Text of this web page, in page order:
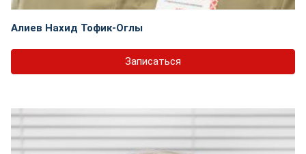
Алиев Нахид Тофик-Оглы
Записаться